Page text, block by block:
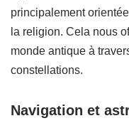
principalement
la religion. Cela nous
monde antique à
constellations.
Navigation et